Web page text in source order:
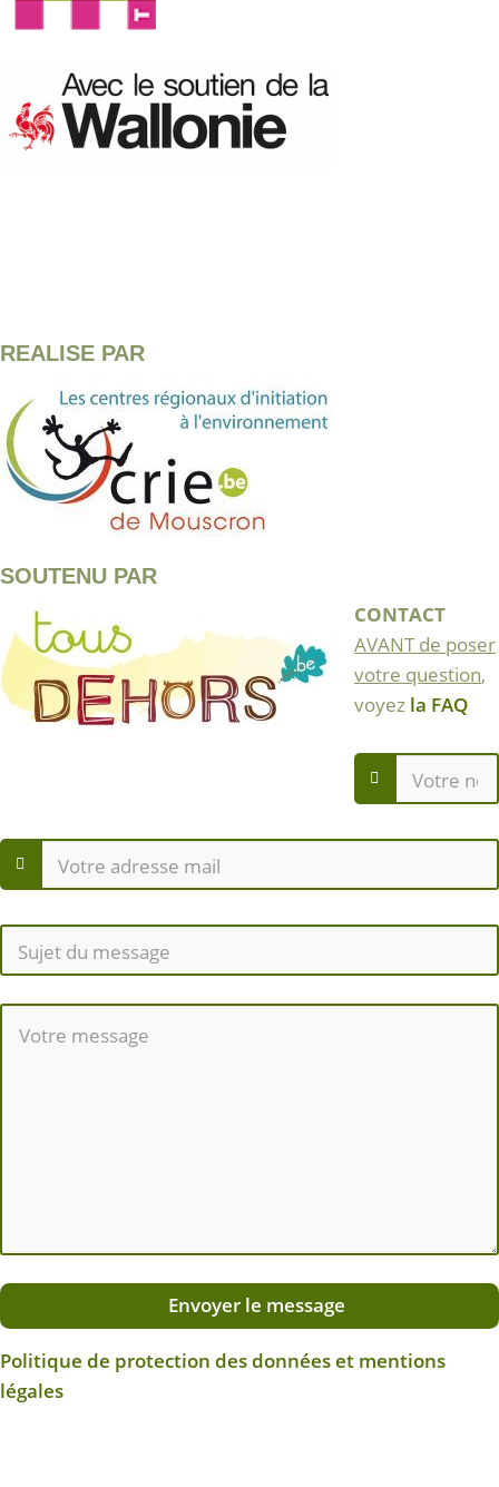
REALISE PAR
SOUTENU PAR
CONTACT
AVANT de poser
votre question,
voyez la FAQ
Envoyer le message
Politique de protection des données et mentions
légales